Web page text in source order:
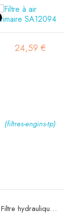
24,59 €
(filtres-engins-tp)
Filtre hydraulique de pilotage SH60720